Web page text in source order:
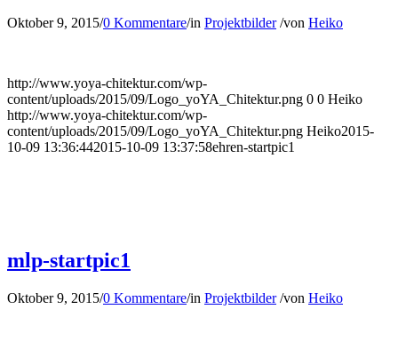
Oktober 9, 2015/0 Kommentare/in Projektbilder /von Heiko
http://www.yoya-chitektur.com/wp-
content/uploads/2015/09/Logo_yoYA_Chitektur.png 0 0 Heiko
http://www.yoya-chitektur.com/wp-
content/uploads/2015/09/Logo_yoYA_Chitektur.png Heiko2015-
10-09 13:36:442015-10-09 13:37:58ehren-startpic1
mlp-startpic1
Oktober 9, 2015/0 Kommentare/in Projektbilder /von Heiko